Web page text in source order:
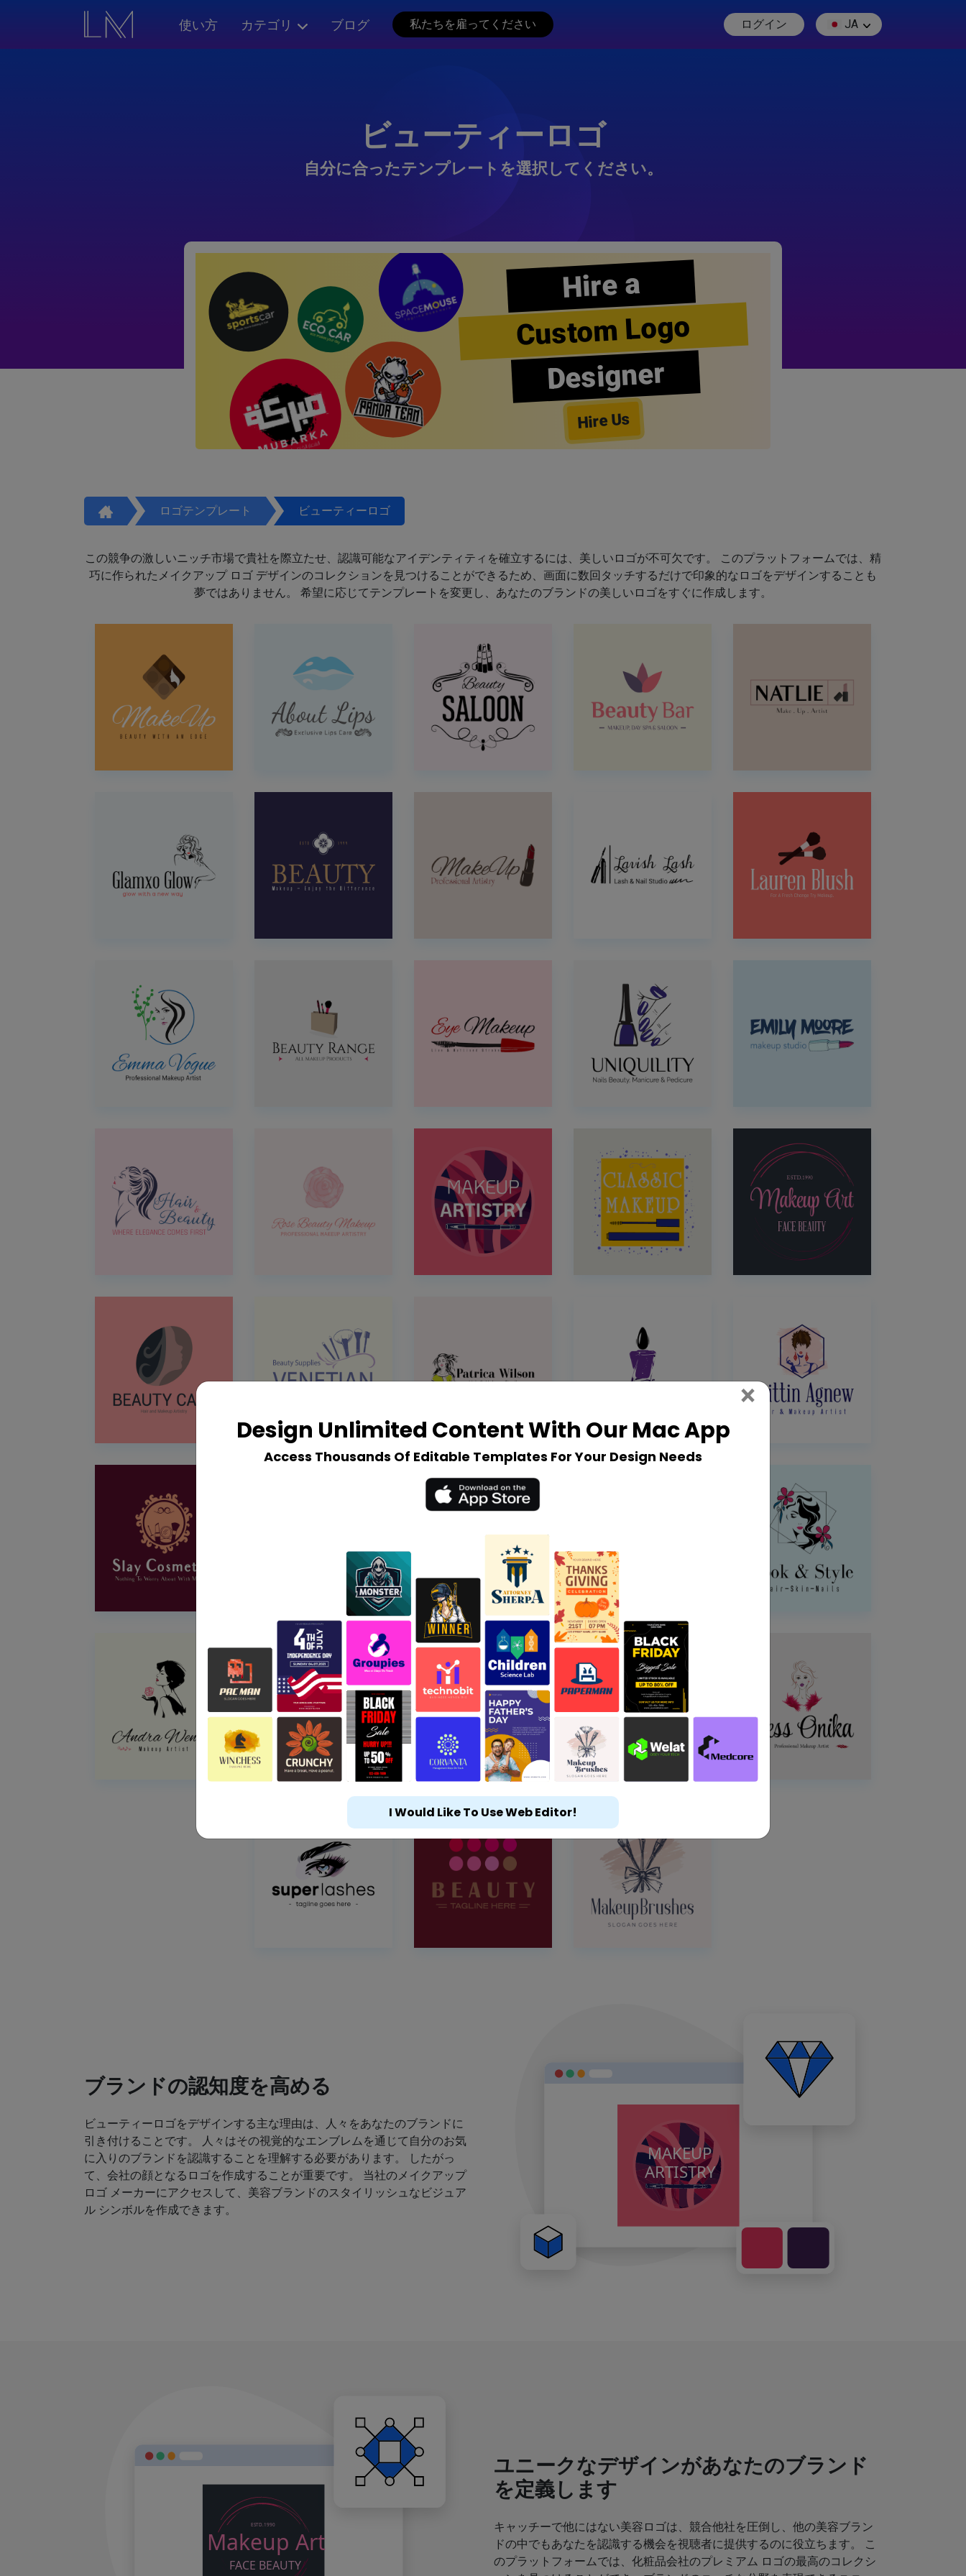
使い方 カテゴリ ブログ 私たちを雇ってください ログイン JA
ビューティーロゴ
自分に合ったテンプレートを選択してください。
Hire a
Custom Logo
Designer
Hire Us
ロゴテンプレート ビューティーロゴ
この競争の激しいニッチ市場で貴社を際立たせ、認識可能なアイデンティティを確立するには、美しいロゴが不可欠です。 このプラットフォームでは、精
巧に作られたメイクアップ ロゴ デザインのコレクションを見つけることができるため、画面に数回タッチするだけで印象的なロゴをデザインすることも
夢ではありません。 希望に応じてテンプレートを変更し、あなたのブランドの美しいロゴをすぐに作成します。
ブランドの認知度を高める
ビューティーロゴをデザインする主な理由は、人々をあなたのブランドに
引き付けることです。 人々はその視覚的なエンブレムを通じて自分のお気
に入りのブランドを認識することを理解する必要があります。 したがっ
て、会社の顔となるロゴを作成することが重要です。 当社のメイクアップ
ロゴ メーカーにアクセスして、美容ブランドのスタイリッシュなビジュア
ル シンボルを作成できます。
ユニークなデザインがあなたのブランド
を定義します
キャッチーで他にはない美容ロゴは、競合他社を圧倒し、他の美容ブラン
ドの中でもあなたを認識する機会を視聴者に提供するのに役立ちます。 こ
のプラットフォームでは、化粧品会社のプレミアム ロゴの最高のコレクシ
Design Unlimited Content With Our Mac App
Access Thousands Of Editable Templates For Your Design Needs
× Close
I Would Like To Use Web Editor!